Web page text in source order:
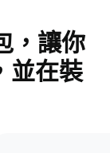
，讓你
並在裝